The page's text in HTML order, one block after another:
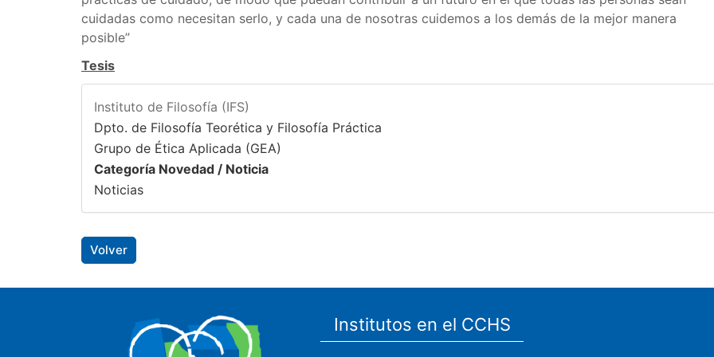
cuidadas como necesitan serlo, y cada una de nosotras cuidemos a los demás de la mejor manera
posible”
Tesis
Instituto de Filosofía (IFS)
Dpto. de Filosofía Teorética y Filosofía Práctica
Grupo de Ética Aplicada (GEA)
Categoría Novedad / Noticia
Noticias
Volver
Institutos en el CCHS